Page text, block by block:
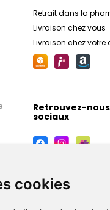
cookies
Retrait dans la
Livraison chez vous
Livraison chez
Retrouvez-
sociaux